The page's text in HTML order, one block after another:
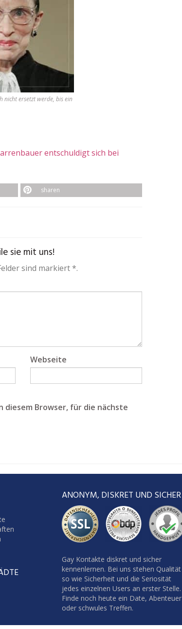
nicht ersetzt werde, bis ein
entschuldigt sich bei
sharen
sie mit uns!
sind markiert *.
Webseite
diesem Browser, für die nächste
ANONYM, DISKRET UND SICHER
Gay Kontakte diskret und sicher
kennenlernen. Bei uns stehen Qualität
so wie Sicherheit und die Seriosität
jedes einzelnen Users an erster Stelle.
Finde noch heute ein Date, Abenteuer
oder schwules Treffen.